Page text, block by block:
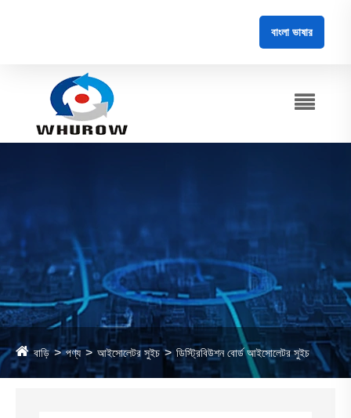
বাংলা ভাষার
বাড়ি পণ্য আইসোলেটর সুইচ ডিস্ট্রিবিউশন বোর্ড আইসোলেটর সুইচ